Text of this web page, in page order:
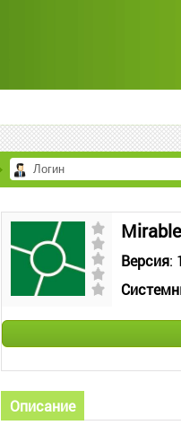
Mirable
Версия:
Описание